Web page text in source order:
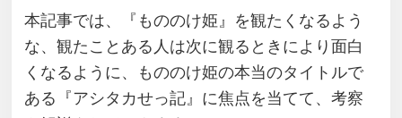
本記事では、『もののけ姫』を観たくなるよう
な、観たことある人は次に観るときにより面白
くなるように、もののけ姫の本当のタイトルで
ある『アシタカせっ記』に焦点を当てて、考察